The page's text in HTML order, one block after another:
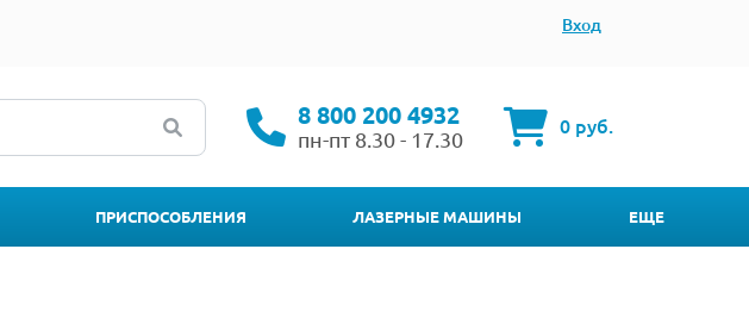
Вход
8 800 200 4932
пн-пт 8.30 - 17.30
0 руб.
ПРИСПОСОБЛЕНИЯ ЛАЗЕРНЫЕ МАШИНЫ ЕЩЕ